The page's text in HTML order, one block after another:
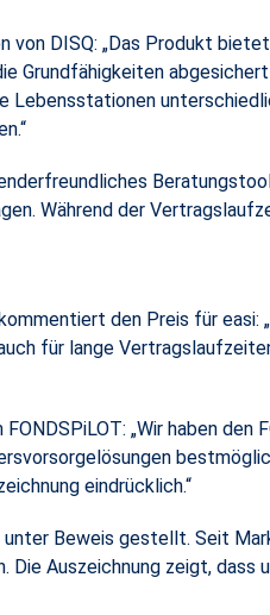
von DISQ: „Das Produkt
Grundfähigkeiten
Lebensstationen
Während der
den Preis für easi:
für lange
„Wir haben den
eindrücklich.“
unter Beweis gestellt. Seit
Die Auszeichnung zeigt, dass